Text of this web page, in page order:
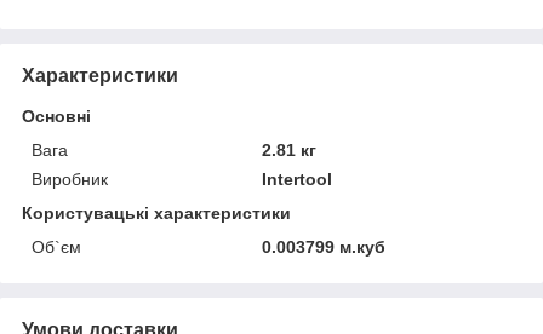
Характеристики
Основні
Вага
2.81 кг
Виробник
Intertool
Користувацькi характеристики
Об`єм
0.003799 м.куб
Умови доставки